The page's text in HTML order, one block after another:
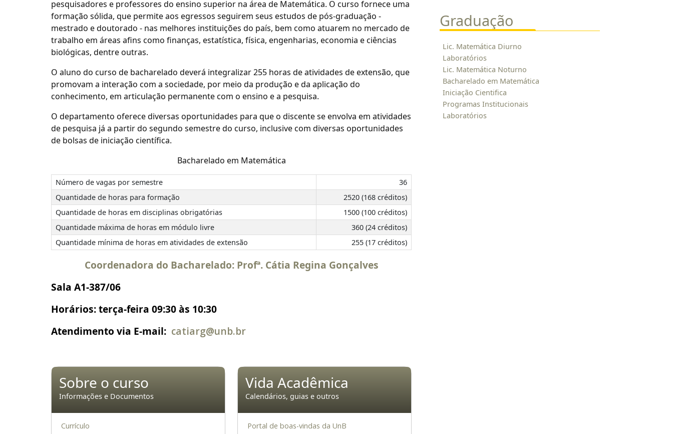
pesquisadores e professores do ensino superior na área de Matemática. O curso fornece uma
formação sólida, que permite aos egressos seguirem seus estudos de pós-graduação -
mestrado e doutorado - nas melhores instituições do país, bem como atuarem no mercado de
trabalho em áreas afins como finanças, estatística, física, engenharias, economia e ciências
biológicas, dentre outras.
O aluno do curso de bacharelado deverá integralizar 255 horas de atividades de extensão, que
promovam a interação com a sociedade, por meio da produção e da aplicação do
conhecimento, em articulação permanente com o ensino e a pesquisa.
O departamento oferece diversas oportunidades para que o discente se envolva em atividades
de pesquisa já a partir do segundo semestre do curso, inclusive com diversas oportunidades
de bolsas de iniciação científica.
Bacharelado em Matemática
Número de vagas por semestre
36
Quantidade de horas para formação
2520 (168 créditos)
Quantidade de horas em disciplinas obrigatórias
1500 (100 créditos)
Quantidade máxima de horas em módulo livre
360 (24 créditos)
Quantidade mínima de horas em atividades de extensão
255 (17 créditos)
Coordenadora do Bacharelado: Profª. Cátia Regina Gonçalves
Sala A1-387/06
Horários: terça-feira 09:30 às 10:30
Atendimento via E-mail: catiarg@unb.br
Sobre o curso
Informações e Documentos
Currículo
Vida Acadêmica
Calendários, guias e outros
Portal de boas-vindas da UnB
Graduação
Lic. Matemática Diurno
Laboratórios
Lic. Matemática Noturno
Bacharelado em Matemática
Iniciação Cientifica
Programas Institucionais
Laboratórios